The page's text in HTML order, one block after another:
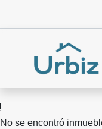
No se encontró